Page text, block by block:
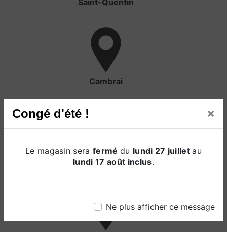
Congé d'été ! ×
Le magasin serafermé du lundi 27 juilletau
lundi 17 août inclus.
Ne plus afficher ce message
Saint-Quentin
Cambrai
Valencienne